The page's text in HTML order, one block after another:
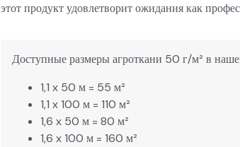
этот продукт удовлетворит ожидания как
Доступные размеры агроткани 50 г/м² в
1,1 x 50 м = 55 м²
1,1 x 100 м = 110 м²
1,6 x 50 м = 80 м²
1,6 x 100 м = 160 м²